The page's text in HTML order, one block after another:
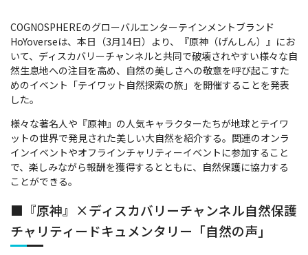
COGNOSPHEREのグローバルエンターテインメントブランド
HoYoverseは、本日（3月14日）より、『原神（げんしん）』にお
いて、ディスカバリーチャンネルと共同で破壊されやすい様々な自
然生息地への注目を高め、自然の美しさへの敬意を呼び起こすた
めのイベント「テイワット自然探索の旅」を開催することを発表
した。
様々な著名人や『原神』の人気キャラクターたちが地球とテイワ
ットの世界で発見された美しい大自然を紹介する。関連のオンラ
インイベントやオフラインチャリティーイベントに参加すること
で、楽しみながら報酬を獲得するとともに、自然保護に協力する
ことができる。
■『原神』×ディスカバリーチャンネル自然保護
チャリティードキュメンタリー「自然の声」